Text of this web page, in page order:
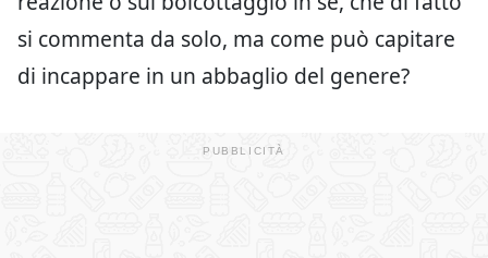
si commenta da solo, ma come può capitare
di incappare in un abbaglio del genere?